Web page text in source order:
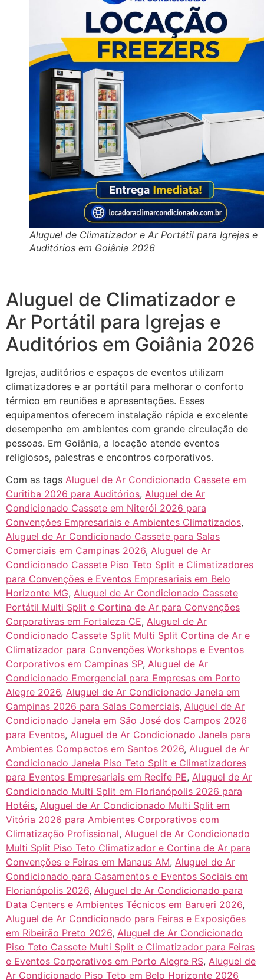
Aluguel de Climatizador e Ar Portátil para Igrejas e
Auditórios em Goiânia 2026
Aluguel de Climatizador e
Ar Portátil para Igrejas e
Auditórios em Goiânia 2026
Igrejas, auditórios e espaços de eventos utilizam
climatizadores e ar portátil para melhorar o conforto
térmico em reuniões e apresentações. Esses
equipamentos oferecem instalação rápida e excelente
desempenho em ambientes com grande circulação de
pessoas. Em Goiânia, a locação atende eventos
religiosos, palestras e encontros corporativos.
Com as tags Aluguel de Ar Condicionado Cassete em
Curitiba 2026 para Auditórios, Aluguel de Ar
Condicionado Cassete em Niterói 2026 para
Convenções Empresariais e Ambientes Climatizados,
Aluguel de Ar Condicionado Cassete para Salas
Comerciais em Campinas 2026, Aluguel de Ar
Condicionado Cassete Piso Teto Split e Climatizadores
para Convenções e Eventos Empresariais em Belo
Horizonte MG, Aluguel de Ar Condicionado Cassete
Portátil Multi Split e Cortina de Ar para Convenções
Corporativas em Fortaleza CE, Aluguel de Ar
Condicionado Cassete Split Multi Split Cortina de Ar e
Climatizador para Convenções Workshops e Eventos
Corporativos em Campinas SP, Aluguel de Ar
Condicionado Emergencial para Empresas em Porto
Alegre 2026, Aluguel de Ar Condicionado Janela em
Campinas 2026 para Salas Comerciais, Aluguel de Ar
Condicionado Janela em São José dos Campos 2026
para Eventos, Aluguel de Ar Condicionado Janela para
Ambientes Compactos em Santos 2026, Aluguel de Ar
Condicionado Janela Piso Teto Split e Climatizadores
para Eventos Empresariais em Recife PE, Aluguel de Ar
Condicionado Multi Split em Florianópolis 2026 para
Hotéis, Aluguel de Ar Condicionado Multi Split em
Vitória 2026 para Ambientes Corporativos com
Climatização Profissional, Aluguel de Ar Condicionado
Multi Split Piso Teto Climatizador e Cortina de Ar para
Convenções e Feiras em Manaus AM, Aluguel de Ar
Condicionado para Casamentos e Eventos Sociais em
Florianópolis 2026, Aluguel de Ar Condicionado para
Data Centers e Ambientes Técnicos em Barueri 2026,
Aluguel de Ar Condicionado para Feiras e Exposições
em Ribeirão Preto 2026, Aluguel de Ar Condicionado
Piso Teto Cassete Multi Split e Climatizador para Feiras
e Eventos Corporativos em Porto Alegre RS, Aluguel de
Ar Condicionado Piso Teto em Belo Horizonte 2026